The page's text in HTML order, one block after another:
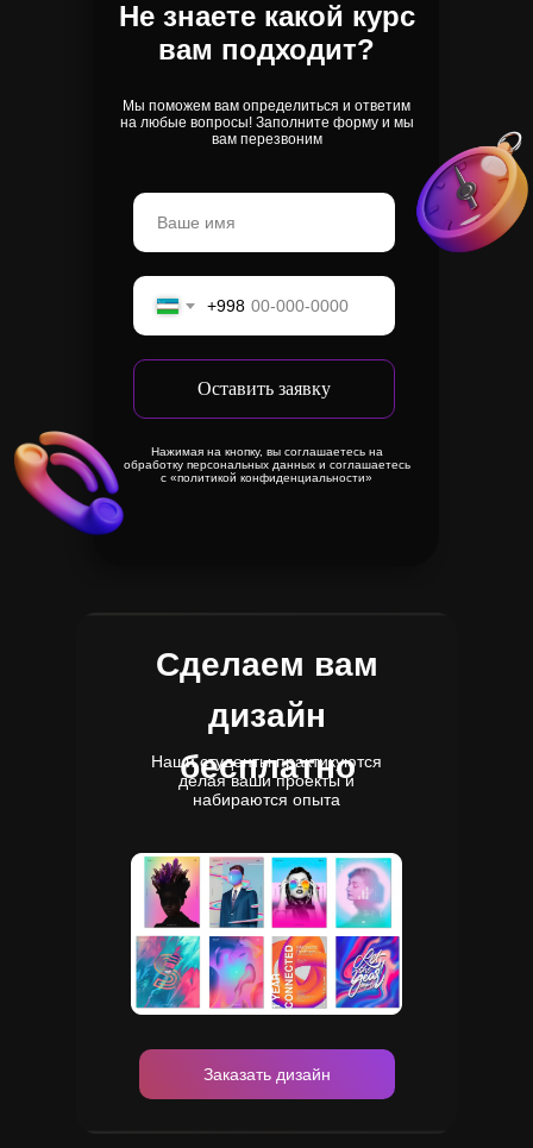
+998
Оставить заявку
Не знаете какой курс
вам подходит?
Мы поможем вам определиться и ответим
на любые вопросы! Заполните форму и мы
вам перезвоним
Нажимая на кнопку, вы соглашаетесь на
обработку персональных данных и соглашаетесь
с «‎политикой конфиденциальности»
Сделаем вам
дизайн
бесплатно
Наши студенты практикуются
делая ваши проекты и
набираются опыта
Заказать дизайн
Заказать дизайн